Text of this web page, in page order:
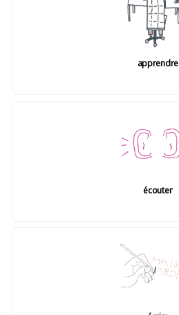
apprendre
écouter